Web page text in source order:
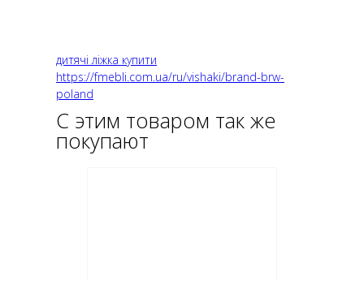
дитячі ліжка купити
https://fmebli.com.ua/ru/vishaki/brand-brw-
poland
С этим товаром так же
покупают